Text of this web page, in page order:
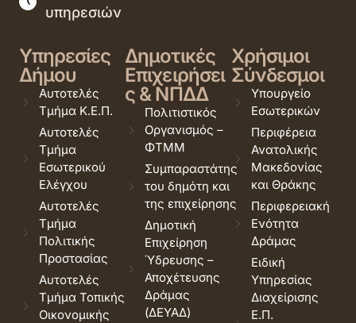
υπηρεσιών
Υπηρεσίες
Δήμου
Αυτοτελές
Τμήμα Κ.Ε.Π.
Αυτοτελές
Τμήμα
Εσωτερικού
Ελέγχου
Αυτοτελές
Τμήμα
Πολιτικής
Προστασίας
Αυτοτελές
Τμήμα Τοπικής
Οικονομικής
Δημοτικές
Επιχειρήσει
ς & ΝΠΔΔ
Πολιτιστικός
Οργανισμός –
ΦΤΜΜ
Συμπαραστάτης
του δημότη και
της επιχείρησης
Δημοτική
Επιχείρηση
Ύδρευσης –
Αποχέτευσης
Δράμας
(ΔΕΥΑΔ)
Χρήσιμοι
Σύνδεσμοι
Υπουργείο
Εσωτερικών
Περιφέρεια
Ανατολικής
Μακεδονίας
και Θράκης
Περιφερειακή
Ενότητα
Δράμας
Ειδική
Υπηρεσίας
Διαχείρισης
Ε.Π.